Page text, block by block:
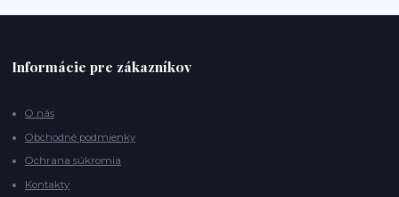
Informácie pre zákazníkov
O nás
Obchodné podmienky
Ochrana súkromia
Kontakty